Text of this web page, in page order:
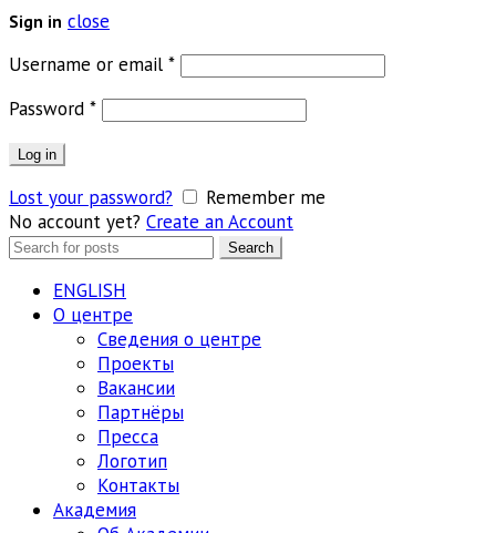
Sign in close
Username or email *Обязательно
Password *Обязательно
Log in
Lost your password?
Remember me
No account yet? Create an Account
Search
Search
ENGLISH
О центре
Сведения о центре
Проекты
Вакансии
Партнёры
Пресса
Логотип
Контакты
Академия